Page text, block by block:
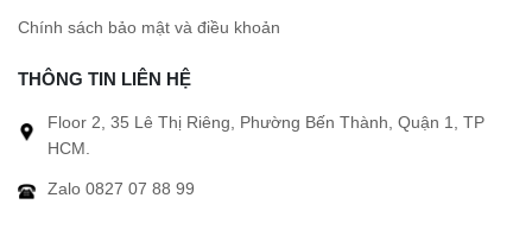
Chính sách bảo mật và điều khoản
THÔNG TIN LIÊN HỆ
Floor 2, 35 Lê Thị Riêng, Phường Bến Thành, Quận 1, TP
HCM.
Zalo 0827 07 88 99